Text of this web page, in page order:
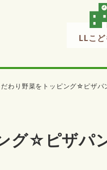
LLこ
わり野菜をトッピング☆ピザパ
グ☆ピザパ